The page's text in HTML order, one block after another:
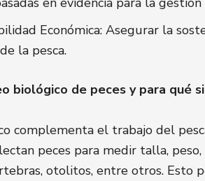
Económica: Asegurar la
la pesca.
biológico de peces y para qué
complementa el trabajo del
peces para medir talla,
otolitos, entre otros. Esto